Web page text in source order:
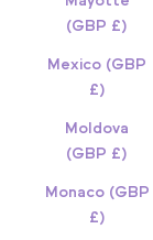
(GBP £)
Mexico (GBP
£)
Moldova
(GBP £)
Monaco (GBP
£)